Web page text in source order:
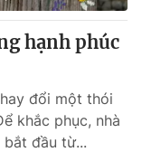
hạnh phúc
đổi một thói
khắc phục, nhà
đầu từ...